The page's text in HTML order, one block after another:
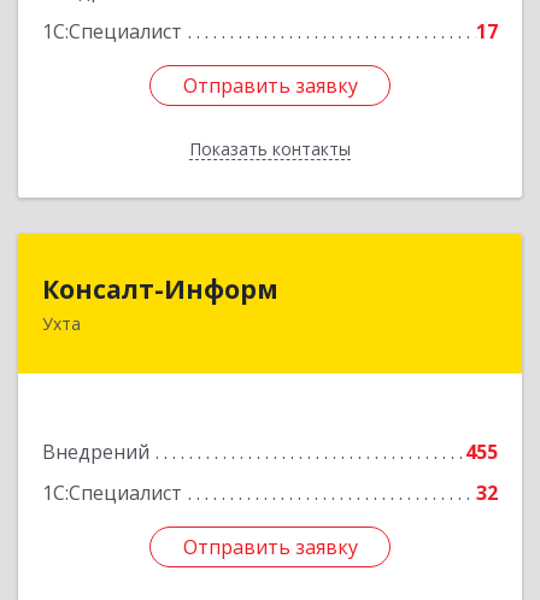
1С:Специалист
17
Отправить заявку
Показать контакты
Отправить заявку
Назад
Консалт-Информ
Ухта
Внедрений
455
1С:Специалист
32
Отправить заявку
169300, Коми Респ, Ухта г, Строителей пр-д 1, 2
Отправить заявку